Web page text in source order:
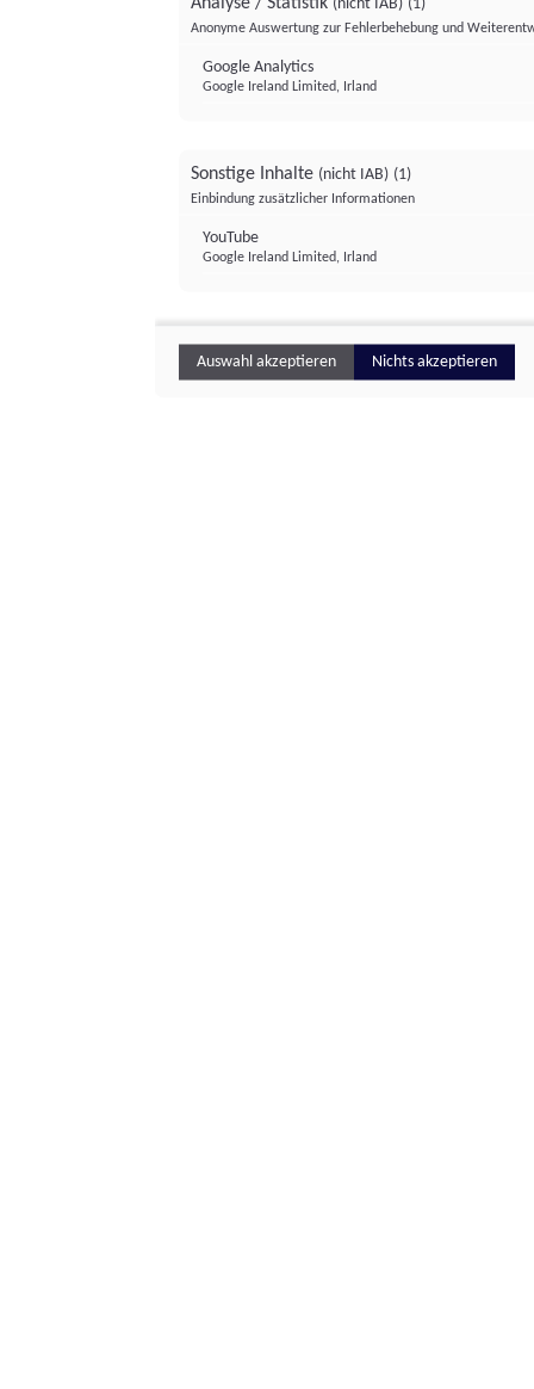
(nicht IAB) (1)
Anonyme Auswertung zur Fehlerbehebung und
Google Analytics
Google Ireland Limited, Irland
Sonstige Inhalte (nicht IAB) (1)
Einbindung zusätzlicher Informationen
YouTube
Google Ireland Limited, Irland
Auswahl akzeptieren Nichts akzeptieren